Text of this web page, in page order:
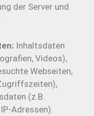
der Server und
Inhaltsdaten
Videos),
Webseiten,
(z.B.
Adressen).